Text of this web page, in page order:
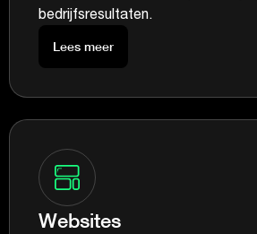
bedrijfsresultaten.
Lees meer
Websites